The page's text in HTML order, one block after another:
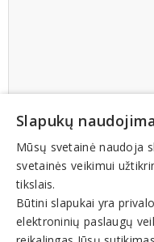
Slapukų
Mūsų svetainė naudoja
svetainės veikimui
tikslais.
Būtini slapukai yra
elektroninių paslaugų